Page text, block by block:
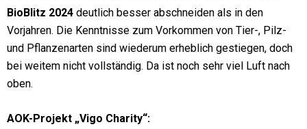
BioBlitz 2024 deutlich besser abschneiden als in den
Vorjahren. Die Kenntnisse zum Vorkommen von Tier-, Pilz-
und Pflanzenarten sind wiederum erheblich gestiegen, doch
bei weitem nicht vollständig. Da ist noch sehr viel Luft nach
oben.
AOK-Projekt „Vigo Charity“: